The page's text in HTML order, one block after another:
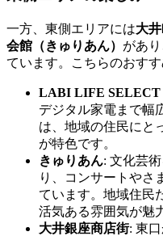
一方、東側エリアには大
会館（きゅりあん） があ
ています。こちらのおす
LABI LIFE SELECT
デジタル家電まで幅
は、地域の住民にと
が特色です。
きゅりあん: 文化芸
り、コンサートやさ
ています。地域住民
活気ある雰囲気が魅
大井銀座商店街: 東